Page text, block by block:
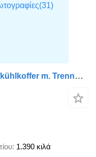
Mercedes-Benz Atego 818 L Tiefkühlkoffer m. Trennwand, Thermok T 800, LBW
1.390 κιλά